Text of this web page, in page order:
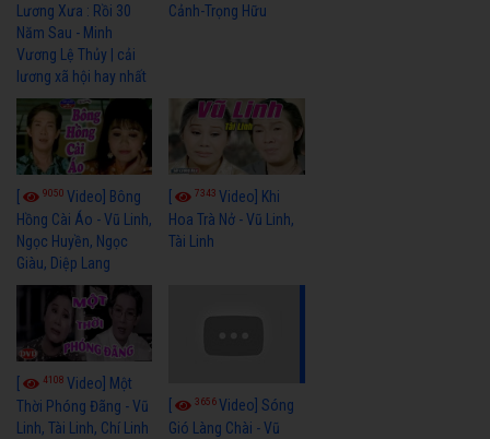
Lương Xưa : Rồi 30
Năm Sau - Minh
Vương Lệ Thủy | cải
lương xã hội hay nhất
Cảnh-Trọng Hữu
9050 Video] Bông
Hồng Cài Áo - Vũ Linh,
Ngọc Huyền, Ngọc
Giàu, Diệp Lang
7343Video] Khi
Hoa Trà Nở - Vũ Linh,
Tài Linh
4108 Video] Một
Thời Phóng Đãng - Vũ
Linh, Tài Linh, Chí Linh
3656Video] Sóng
Gió Làng Chài - Vũ